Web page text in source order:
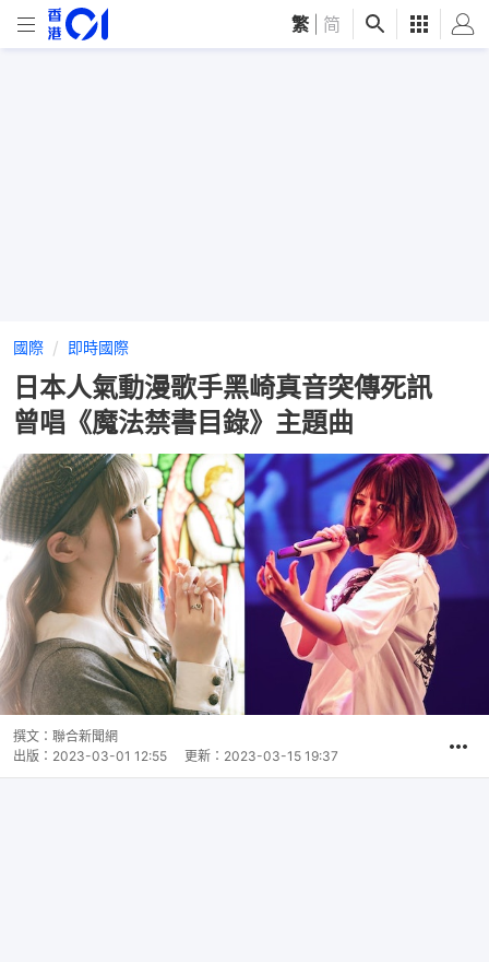
繁 简
國際 即時國際
日本人氣動漫歌手黑崎真音突傳死訊
曾唱《魔法禁書目錄》主題曲
撰文： 聯合新聞網
出版： 2023-03-01 12:55 更新： 2023-03-15 19:37